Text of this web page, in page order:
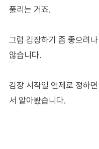
풀리는 거죠.
그럼 김장하기 좀 좋으려
않습니다.
김장 시작일 언제로 정하
서 알아봤습니다.